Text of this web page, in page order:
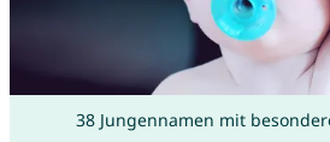
38 Jungennamen mit